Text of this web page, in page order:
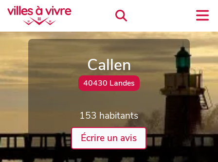
Callen
40430 Landes
153 habitants
Écrire un avis